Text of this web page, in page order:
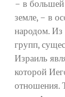
– в большей
земле, – в
народом. Из
групп,
Израиль
которой
отношения.